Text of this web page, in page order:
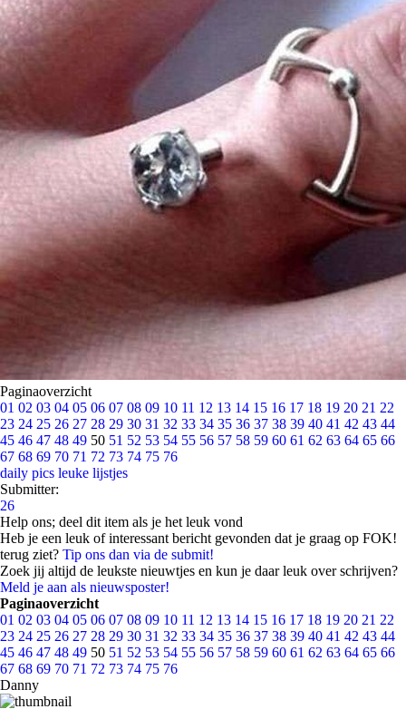
Paginaoverzicht
01 02 03 04 05 06 07 08 09 10 11 12 13 14 15 16 17 18 19 20 21 22
23 24 25 26 27 28 29 30 31 32 33 34 35 36 37 38 39 40 41 42 43 44
45 46 47 48 49 50 51 52 53 54 55 56 57 58 59 60 61 62 63 64 65 66
67 68 69 70 71 72 73 74 75 76
daily pics leuke lijstjes
Submitter:
26
Help ons; deel dit item als je het leuk vond
Heb je een leuk of interessant bericht gevonden dat je graag op FOK!
terug ziet? Tip ons dan via de submit!
Zoek jij altijd de leukste nieuwtjes en kun je daar leuk over schrijven?
Meld je aan als nieuwsposter!
Paginaoverzicht
01 02 03 04 05 06 07 08 09 10 11 12 13 14 15 16 17 18 19 20 21 22
23 24 25 26 27 28 29 30 31 32 33 34 35 36 37 38 39 40 41 42 43 44
45 46 47 48 49 50 51 52 53 54 55 56 57 58 59 60 61 62 63 64 65 66
67 68 69 70 71 72 73 74 75 76
Danny